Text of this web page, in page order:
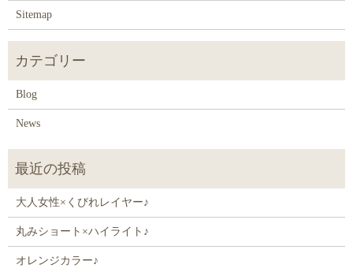
Sitemap
Blog
News
大人女性×くびれレイヤー♪
丸みショート×ハイライト♪
オレンジカラー♪